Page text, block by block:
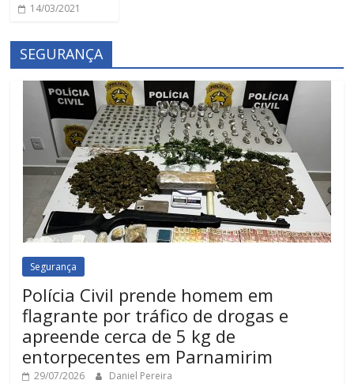
14/03/2021
SEGURANÇA
Segurança
Polícia Civil prende homem em
flagrante por tráfico de drogas e
apreende cerca de 5 kg de
entorpecentes em Parnamirim
29/07/2026 Daniel Pereira